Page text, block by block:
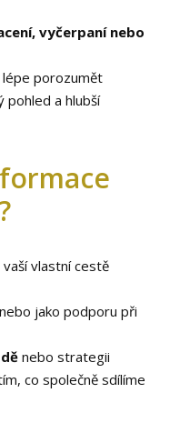
vyčerpaní nebo
porozumět
pohled a hlubší
vaší vlastní cestě
jako podporu při
nebo strategii
co společně sdílíme